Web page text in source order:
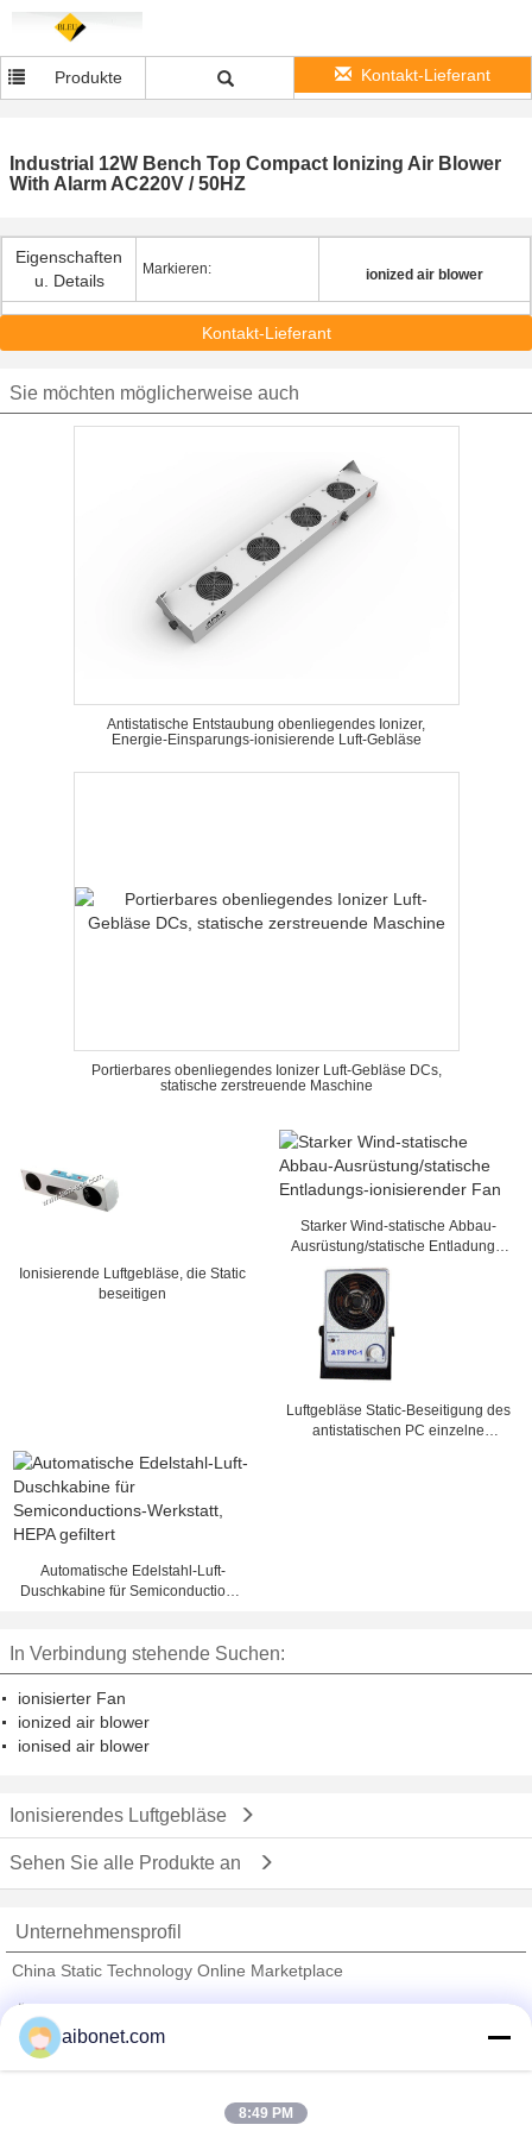
Produkte Kontakt-Lieferant
Industrial 12W Bench Top Compact Ionizing Air Blower
With Alarm AC220V / 50HZ
Eigenschaften
u. Details
Markieren: ionized air blower
Kontakt-Lieferant
Sie möchten möglicherweise auch
Antistatische Entstaubung obenliegendes Ionizer,
Energie-Einsparungs-ionisierende Luft-Gebläse
Portierbares obenliegendes Ionizer Luft-Gebläse DCs,
statische zerstreuende Maschine
Ionisierende Luftgebläse, die Static
beseitigen
Starker Wind-statische Abbau-
Ausrüstung/statische Entladungs-
ionisierender Fan
Luftgebläse Static-Beseitigung des
antistatischen PC einzelne
Automatische Edelstahl-Luft-
Duschkabine für Semiconductions-
In Verbindung stehende Suchen:
ionisierter Fan
ionized air blower
ionised air blower
Ionisierendes Luftgebläse
Sehen Sie alle Produkte an
Unternehmensprofil
China Static Technology Online Marketplace
Trust Seal
aibonet.com
8:49 PM